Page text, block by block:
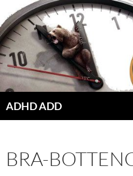
Hoppa
till
innehåll
ADHD ADD
BRA-